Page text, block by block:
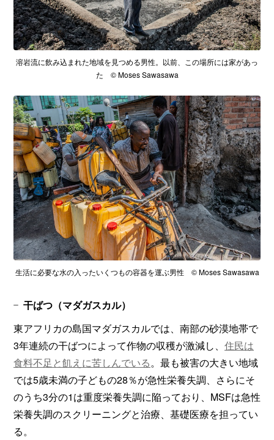
溶岩流に飲み込まれた地域を見つめる男性。以前、この場所には家があっ
た © Moses Sawasawa
生活に必要な水の入ったいくつもの容器を運ぶ男性 © Moses Sawasawa
干ばつ（マダガスカル）
東アフリカの島国マダガスカルでは、南部の砂漠地帯で
3年連続の干ばつによって作物の収穫が激減し、 住民は
食料不足と飢えに苦しんでいる。最も被害の大きい地域
では5歳未満の子どもの28％が急性栄養失調、さらにそ
のうち3分の1は重度栄養失調に陥っており、MSFは急性
栄養失調のスクリーニングと治療、基礎医療を担ってい
る。